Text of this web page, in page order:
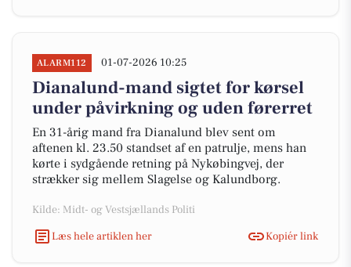
ALARM112 01-07-2026 10:25
Dianalund-mand sigtet for kørsel
under påvirkning og uden førerret
En 31-årig mand fra Dianalund blev sent om
aftenen kl. 23.50 standset af en patrulje, mens han
kørte i sydgående retning på Nykøbingvej, der
strækker sig mellem Slagelse og Kalundborg.
Kilde: Midt- og Vestsjællands Politi
Læs hele artiklen her
Kopiér link